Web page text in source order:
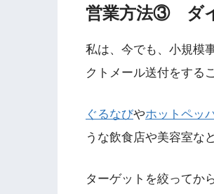
営業方法③ ダ
私は、今でも、小規模
クトメール送付をする
ぐるなびやホットペッ
うな飲食店や美容室な
ターゲットを絞ってか